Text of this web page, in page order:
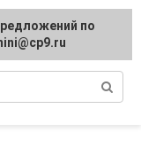
по